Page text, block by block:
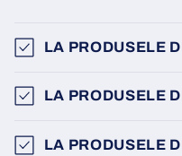
LA PRODUSELE
LA PRODUSELE
LA PRODUSELE